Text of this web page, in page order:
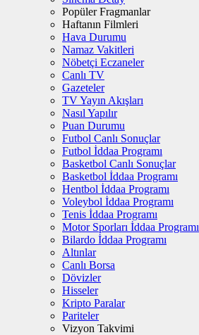
Popüler Fragmanlar
Haftanın Filmleri
Hava Durumu
Namaz Vakitleri
Nöbetçi Eczaneler
Canlı TV
Gazeteler
TV Yayın Akışları
Nasıl Yapılır
Puan Durumu
Futbol Canlı Sonuçlar
Futbol İddaa Programı
Basketbol Canlı Sonuçlar
Basketbol İddaa Programı
Hentbol İddaa Programı
Voleybol İddaa Programı
Tenis İddaa Programı
Motor Sporları İddaa Programı
Bilardo İddaa Programı
Altınlar
Canlı Borsa
Dövizler
Hisseler
Kripto Paralar
Pariteler
Vizyon Takvimi